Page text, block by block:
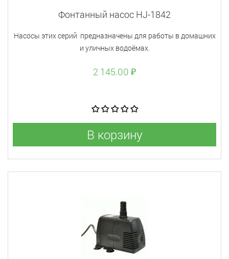
Фонтанный насос HJ-1842
Насосы этих серий предназначены для работы в домашних
и уличных водоёмах.
2 145.00 ₽
В корзину